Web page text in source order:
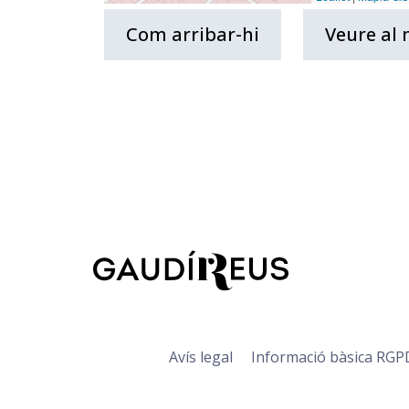
Com arribar-hi Veure al
Avís legal Informació bàsica